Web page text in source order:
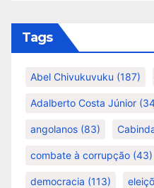
Tags
Abel Chivukuvuku (187)
Adalberto Costa Júnior
angolanos (83)
combate à corrupção (43)
democracia (113)